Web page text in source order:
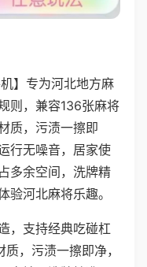
机】专为河北地方麻
则，兼容136张麻将
质，污渍一擦即
行无噪音，居家使
多余空间，洗牌精
验河北麻将乐趣。
，支持经典吃碰杠
，污渍一擦即净，